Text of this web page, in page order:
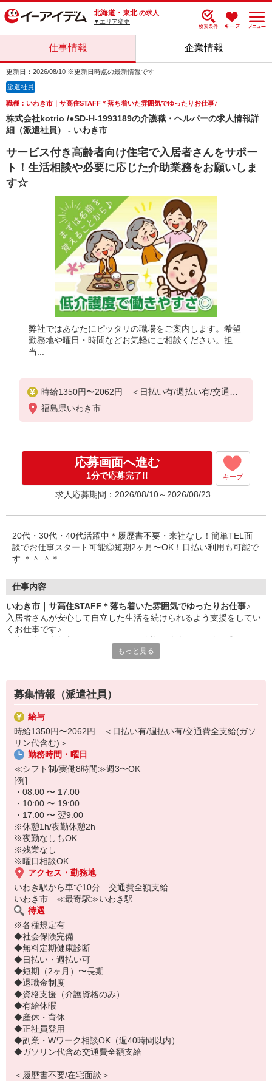
北海道・東北 の求人
▼エリア変更
仕事情報 企業情報
更新日：2026/08/10 ※更新日時点の最新情報です
派遣社員
職種：いわき市｜サ高住STAFF＊落ち着いた雰囲気でゆったりお仕事♪
株式会社kotrio /●SD-H-1993189の介護職・ヘルパーの求人情報詳
細（派遣社員） - いわき市
サービス付き高齢者向け住宅で入居者さんをサポー
ト！生活相談や必要に応じた介助業務をお願いしま
す☆
弊社ではあなたにピッタリの職場をご案内します。希望
勤務地や曜日・時間などお気軽にご相談ください。担
当...
時給1350円〜2062円 ＜日払い有/週払い有/交通費
全支給(ガソリン代含む)＞
福島県いわき市
応募画面へ進む
1分で応募完了!! キープ
求人応募期間：2026/08/10～2026/08/23
20代・30代・40代活躍中＊履歴書不要・来社なし！簡単TEL面
談でお仕事スタート可能◎短期2ヶ月〜OK！日払い利用も可能で
す ＊＾ ＾＊
仕事内容
いわき市｜サ高住STAFF＊落ち着いた雰囲気でゆったりお仕事♪
入居者さんが安心して自立した生活を続けられるよう支援をしてい
くお仕事です♪
体調や様子の変化がないかのチェック
・生活相談・対応
日常生活に関するお困りごと、生活上の悩み、必要に応じた生活介
助
・生活支援サービス
食事の配膳・下膳、共用部の簡単な清掃 など
スタッフの負担も軽く人気の施設です＊
ゆったりとした環境の中で一緒に働いてみませんか？
短期2ヶ月〜のお試し勤務も可能です！
わからないことは専任のコーディネーターにご相談ください★
もっと見る
募集情報（派遣社員）
給与
時給1350円〜2062円 ＜日払い有/週払い有/交通費全支給(ガソ
リン代含む)＞
勤務時間・曜日
≪シフト制/実働8時間≫週3〜OK
[例]
・08:00 〜 17:00
・10:00 〜 19:00
・17:00 〜 翌9:00
※休憩1h/夜勤休憩2h
※夜勤なしもOK
※残業なし
※曜日相談OK
アクセス・勤務地
いわき駅から車で10分 交通費全額支給
いわき市 ≪最寄駅≫いわき駅
待遇
※各種規定有
◆社会保険完備
◆無料定期健康診断
◆日払い・週払い可
◆短期（2ヶ月）〜長期
◆退職金制度
◆資格支援（介護資格のみ）
◆有給休暇
◆産休・育休
◆正社員登用
◆副業・Wワーク相談OK（週40時間以内）
◆ガソリン代含め交通費全額支給
＜履歴書不要/在宅面談＞